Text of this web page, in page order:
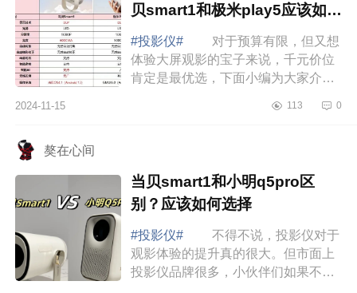
贝smart1和极米play5应该如何
选
#投影仪#
对于预算有限，但又想
体验大屏观影的宝子来说，千元价位
肯定是最优选，下面小编为大家介绍
smart1和极米play5应该如何选 极
2024-11-15 113 0
獒在心间
当贝smart1和小明q5pro区
别？应该如何选择
#投影仪#
不得不说，投影仪对于
观影体验的提升真的很大。但市面上
投影仪品牌很多，小伙伴们如果不清